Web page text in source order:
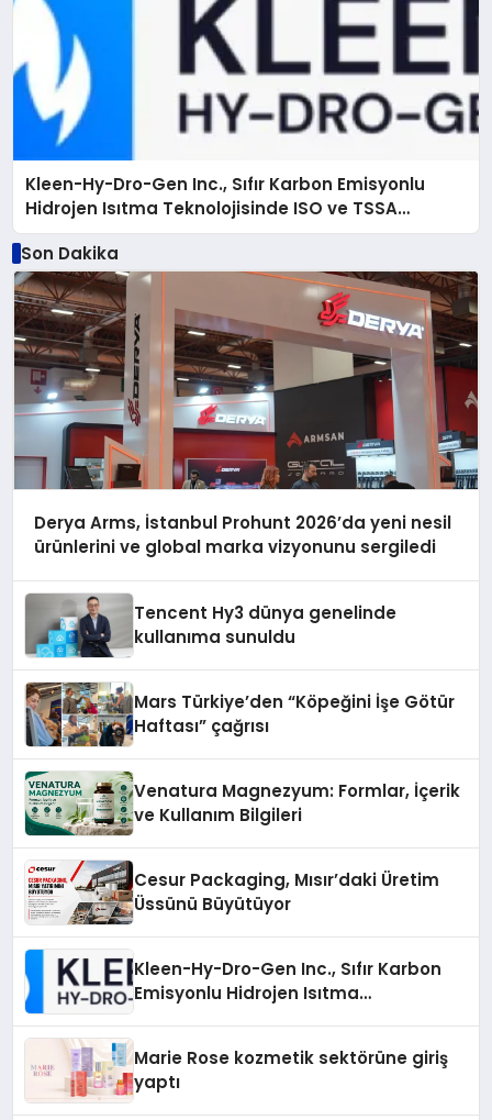
Kleen-Hy-Dro-Gen Inc., Sıfır Karbon Emisyonlu
Hidrojen Isıtma Teknolojisinde ISO ve TSSA
Düzenleyici Onaylarını Aldı
Son Dakika
Derya Arms, İstanbul Prohunt 2026’da yeni nesil
ürünlerini ve global marka vizyonunu sergiledi
Tencent Hy3 dünya genelinde
kullanıma sunuldu
Mars Türkiye’den “Köpeğini İşe Götür
Haftası” çağrısı
Venatura Magnezyum: Formlar, İçerik
ve Kullanım Bilgileri
Cesur Packaging, Mısır’daki Üretim
Üssünü Büyütüyor
Kleen-Hy-Dro-Gen Inc., Sıfır Karbon
Emisyonlu Hidrojen Isıtma
Marie Rose kozmetik sektörüne giriş
yaptı